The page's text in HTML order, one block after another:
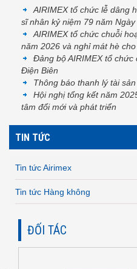
AIRIMEX tổ chức lễ dâng
sĩ nhân kỷ niệm 79 năm
AIRIMEX tổ chức chuỗi
năm 2026 và nghỉ mát hè
Đảng bộ AIRIMEX tổ chức
Điện Biên
Thông báo thanh lý tài sản
Hội nghị tổng kết năm
tâm đổi mới và phát triển
TIN TỨC
Tin tức Airimex
Tin tức Hàng không
ĐỐI TÁC